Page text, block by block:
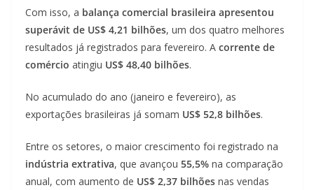
Com isso, a balança comercial brasileira apresentou
superávit de US$ 4,21 bilhões, um dos quatro melhores
resultados já registrados para fevereiro. A corrente de
comércio atingiu US$ 48,40 bilhões.
No acumulado do ano (janeiro e fevereiro), as
exportações brasileiras já somam US$ 52,8 bilhões.
Entre os setores, o maior crescimento foi registrado na
indústria extrativa, que avançou 55,5% na comparação
anual, com aumento de US$ 2,37 bilhões nas vendas